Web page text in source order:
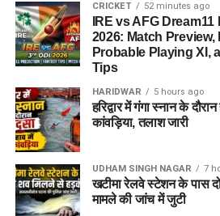
CRICKET 52 minutes ago
IRE vs AFG
2026: Match
Probable Playing XI,
Tips
HARIDWAR 5 hours ago
हरिद्वार में गंगा स्नान के
कांवड़िया, तलाश जारी
UDHAM SINGH NAGAR 7
खटीमा रेलवे स्टेशन के पास
मामले की जांच में जुटी